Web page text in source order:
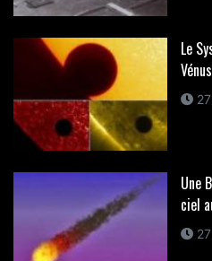
Le
27
Une
ciel
27